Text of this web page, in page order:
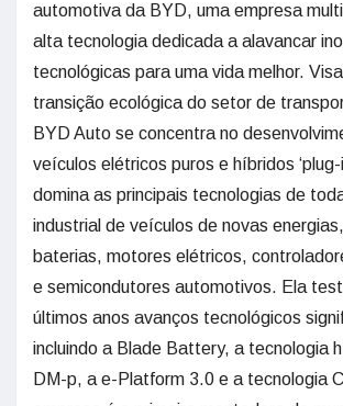
automotiva da BYD, uma empresa
alta tecnologia dedicada a alavancar
tecnológicas para uma vida melhor.
transição ecológica do setor de
BYD Auto se concentra no
veículos elétricos puros e híbridos ‘plug-
domina as principais tecnologias de
industrial de veículos de novas
baterias, motores elétricos,
e semicondutores automotivos. Ela
últimos anos avanços tecnológicos
incluindo a Blade Battery, a tecnologia
DM-p, a e-Platform 3.0 e a tecnologia